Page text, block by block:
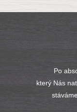
Po
který Nás